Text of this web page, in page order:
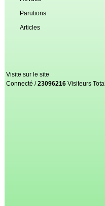
Parutions
Articles
Visite sur le site
Connecté /23096216Visiteurs Total